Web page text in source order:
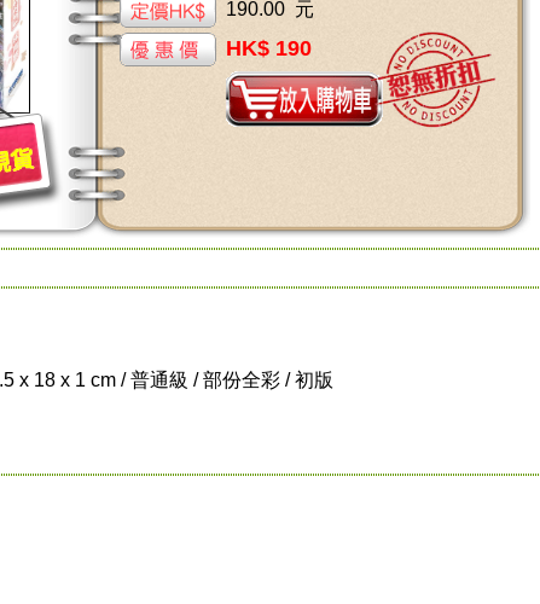
190.00 元
HK$ 190
x 18 x 1 cm / 普通級 / 部份全彩 / 初版